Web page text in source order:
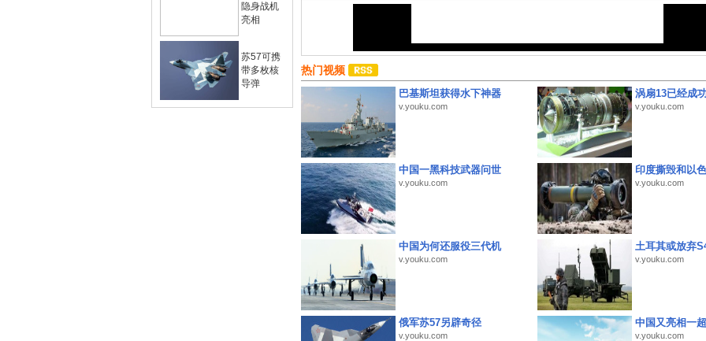
隐身战机
亮相
苏57可携
带多枚核
导弹
热门视频
巴基斯坦获得水下神器
v.youku.com
涡扇13已经成
v.youku.com
中国一黑科技武器问世
v.youku.com
印度撕毁和以
v.youku.com
中国为何还服役三代机
v.youku.com
土耳其或放弃
v.youku.com
俄军苏57另辟奇径
v.youku.com
中国又亮相一
v.youku.com